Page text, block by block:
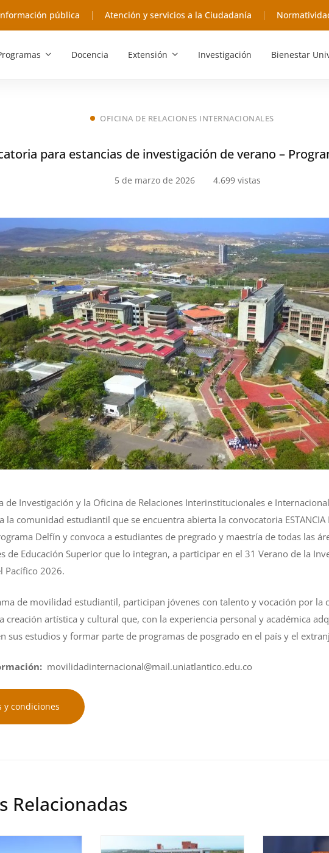
pública Atención y servicios a la Ciudadanía
Docencia Extensión Investigación Bienestar
OFICINA DE RELACIONES INTERNACIONALES
para estancias de investigación de verano –
5 de marzo de 2026 4.699 vistas
de Investigación y la Oficina de Relaciones Interinstitucionales e
comunidad estudiantil que se encuentra abierta la convocatoria ESTANCIA
Delfín y convoca a estudiantes de pregrado y maestría de todas las
de Educación Superior que lo integran, a participar en el 31 Verano de la
Pacífico 2026.
de movilidad estudiantil, participan jóvenes con talento y vocación por la
creación artística y cultural que, con la experiencia personal y académica
sus estudios y formar parte de programas de posgrado en el país y el
movilidadinternacional@mail.uniatlantico.edu.co
y condiciones
Relacionadas